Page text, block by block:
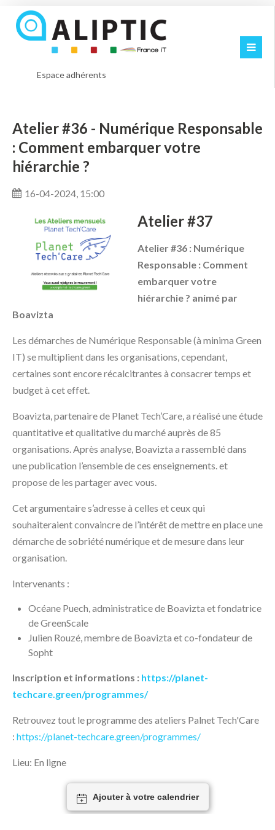
Espace adhérents
Atelier #36 - Numérique Responsable
: Comment embarquer votre
hiérarchie ?
16-04-2024, 15:00
Atelier #37
Atelier #36 : Numérique
Responsable : Comment
embarquer votre
hiérarchie ? animé par
Boavizta
Les démarches de Numérique Responsable (à minima Green
IT) se multiplient dans les organisations, cependant,
certaines sont encore récalcitrantes à consacrer temps et
budget à cet effet.
Boavizta, partenaire de Planet Tech’Care, a réalisé une étude
quantitative et qualitative du marché auprès de 85
organisations. Après analyse, Boavizta a rassemblé dans
une publication l’ensemble de ces enseignements. et
propose de les partager avec vous.
Cet argumentaire s’adresse à celles et ceux qui
souhaiteraient convaincre de l’intérêt de mettre en place une
démarche de sobriété numérique et de mesure dans leur
organisation.
Intervenants :
Océane Puech, administratice de Boavizta et fondatrice
de GreenScale
Julien Rouzé, membre de Boavizta et co-fondateur de
Sopht
Inscription et informations : https://planet-
techcare.green/programmes/
Retrouvez tout le programme des ateliers Palnet Tech'Care
: https://planet-techcare.green/programmes/
Lieu: En ligne
Ajouter à votre calendrier